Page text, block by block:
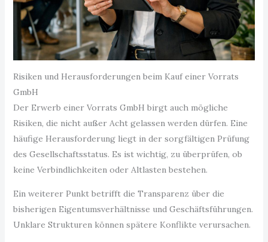
Risiken und Herausforderungen beim Kauf einer Vorrats
GmbH
Der Erwerb einer Vorrats GmbH birgt auch mögliche
Risiken, die nicht außer Acht gelassen werden dürfen. Eine
häufige Herausforderung liegt in der sorgfältigen Prüfung
des Gesellschaftsstatus. Es ist wichtig, zu überprüfen, ob
keine Verbindlichkeiten oder Altlasten bestehen.
Ein weiterer Punkt betrifft die Transparenz über die
bisherigen Eigentumsverhältnisse und Geschäftsführungen.
Unklare Strukturen können spätere Konflikte verursachen.